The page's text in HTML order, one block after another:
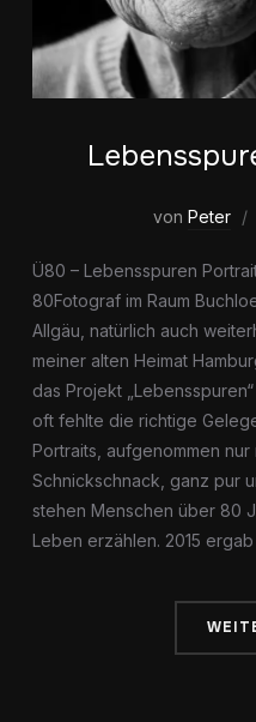
von Peter
Ü80 – Lebensspuren
80Fotograf im Raum
Allgäu, natürlich auch
meiner alten Heimat
das Projekt
oft fehlte die richtige
Portraits, aufgenommen nur
Schnickschnack, ganz pur
stehen Menschen über 80
Leben erzählen. 2015